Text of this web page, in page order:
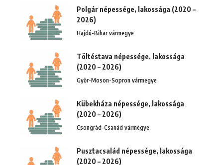
Polgár népessége, lakossága (2020 –
2026)
Hajdú-Bihar vármegye
Töltéstava népessége, lakossága
(2020 – 2026)
Győr-Moson-Sopron vármegye
Kübekháza népessége, lakossága
(2020 – 2026)
Csongrád-Csanád vármegye
Pusztacsalád népessége, lakossága
(2020 – 2026)